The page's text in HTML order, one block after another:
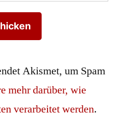
Akismet, um Spam
mehr darüber, wie
verarbeitet werden.